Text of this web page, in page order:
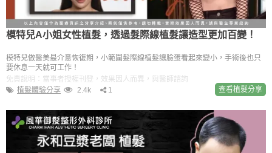
模特兒A小姐女性植髮，透過髮際線植髮讓造型更加百變！
模特兒做醫美最介意恢復期，小範圍髮際線植髮讓臉蛋看起來變小，手術後也只
要休息一天就可工作！
免責說明：當事者授權刊登，效果因人而異，與醫師諮詢
植髮體驗分享
2.4k 1 查看植髮分享